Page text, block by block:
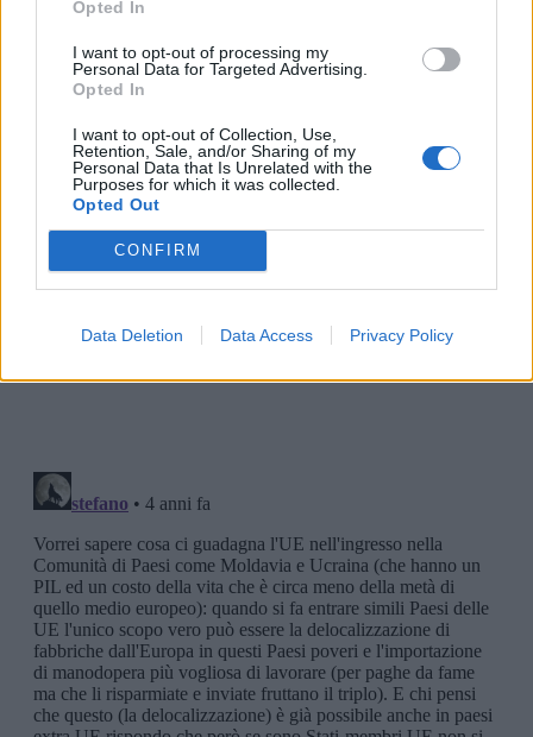
Opted In
I want to opt-out of processing my
Personal Data for Targeted Advertising.
Opted In
I want to opt-out of Collection, Use,
Retention, Sale, and/or Sharing of my
Personal Data that Is Unrelated with the
Purposes for which it was collected.
Opted Out
CONFIRM
Data Deletion Data Access Privacy Policy